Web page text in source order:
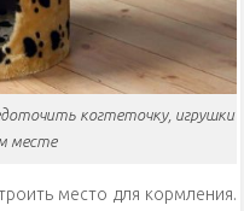
когтеточку, игрушки
месте
место для кормления.